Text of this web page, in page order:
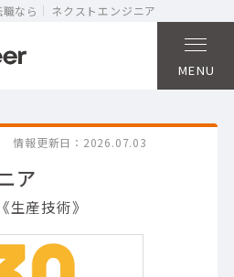
なら ネクストエンジニア
MENU
情報更新日 2026.07.03
ア
生産技術》